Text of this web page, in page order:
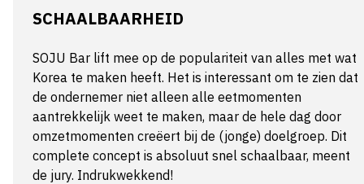
SCHAALBAARHEID
SOJU Bar lift mee op de populariteit van alles met wat
Korea te maken heeft. Het is interessant om te zien dat
de ondernemer niet alleen alle eetmomenten
aantrekkelijk weet te maken, maar de hele dag door
omzetmomenten creëert bij de (jonge) doelgroep. Dit
complete concept is absoluut snel schaalbaar, meent
de jury. Indrukwekkend!